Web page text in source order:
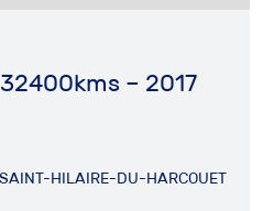
– 2017
HILAIRE-DU-HARCOUET